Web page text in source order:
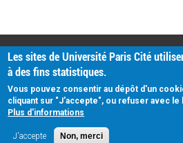
PRATIQUE
Plan d'accès
Intranet
Mentions légales
Données personnelles
Les sites de Université Paris Cité
à des fins statistiques.
Vous pouvez consentir au dépôt d'un
cliquant sur "J'accepte", ou refuser avec le
Plus d'informations
J'accepte Non, merci